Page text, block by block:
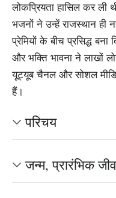
लोकप्रियता हासिल कर
भजनों ने उन्हें राजस्थान ही
प्रेमियों के बीच प्रसिद्ध
और भक्ति भावना ने लाखों
यूट्यूब चैनल और सोशल
हैं।
परिचय
जन्म, प्रारंभिक